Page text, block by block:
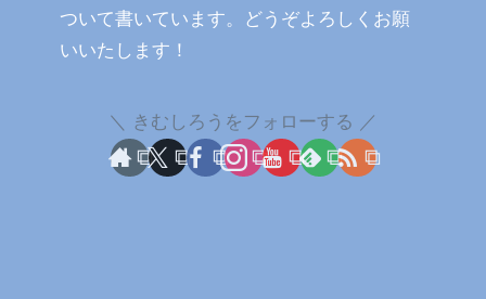
ついて書いています。どうぞよろしくお願
いいたします！
きむしろうをフォローする